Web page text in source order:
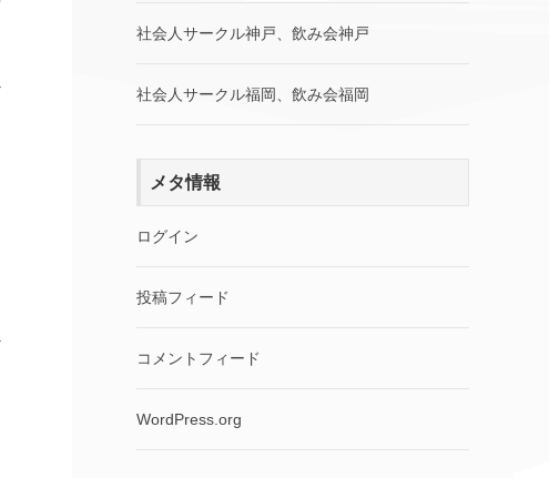
社会人サークル神戸、飲み会神戸
社会人サークル福岡、飲み会福岡
メタ情報
ログイン
投稿フィード
コメントフィード
WordPress.org